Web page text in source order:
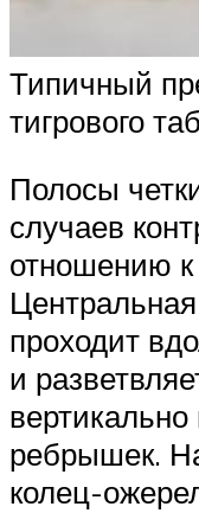
Типичный
тигрового
Полосы
случаев
отношению к
проходит
и
ребрышек.
колец-